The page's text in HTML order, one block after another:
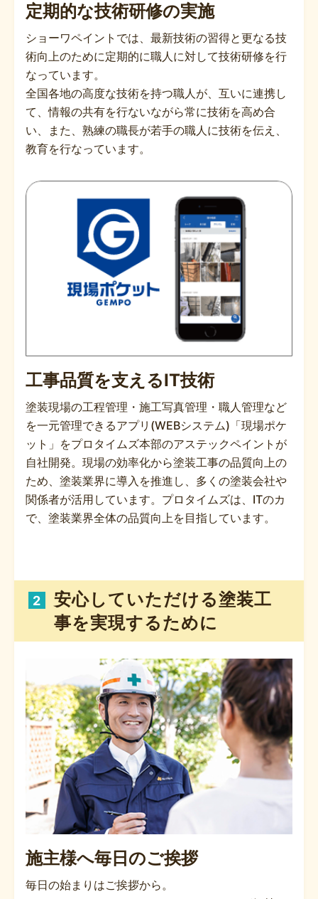
定期的な技術研修の実施
ショーワペイントでは、最新技術の習得と更なる技
術向上のために定期的に職人に対して技術研修を行
なっています。
全国各地の高度な技術を持つ職人が、互いに連携し
て、情報の共有を行ないながら常に技術を高め合
い、また、熟練の職長が若手の職人に技術を伝え、
教育を行なっています。
工事品質を支えるIT技術
塗装現場の工程管理・施工写真管理・職人管理など
を一元管理できるアプリ(WEBシステム)「現場ポケ
ット」をプロタイムズ本部のアステックペイントが
自社開発。現場の効率化から塗装工事の品質向上の
ため、塗装業界に導入を推進し、多くの塗装会社や
関係者が活用しています。プロタイムズは、ITのカ
で、塗装業界全体の品質向上を目指しています。
2
安心していただける塗装工
事を実現するために
施主様へ毎日のご挨拶
毎日の始まりはご挨拶から。